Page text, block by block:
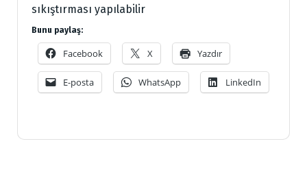
sıkıştırması yapılabilir
Bunu paylaş:
Facebook X Yazdır
E-posta WhatsApp LinkedIn